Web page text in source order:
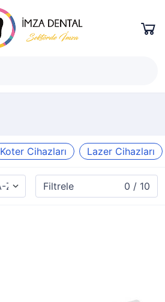
Koter Cihazları Lazer Cihazları
Filtrele 0 / 10